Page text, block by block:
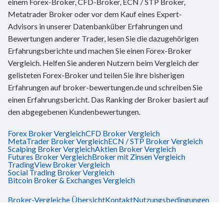
Metatrader Broker oder vor dem Kauf eines Expert-
Advisors in unserer Datenbanküber Erfahrungen und
Bewertungen anderer Trader, lesen Sie die dazugehörigen
Erfahrungsberichte und machen Sie einen Forex-Broker
Vergleich. Helfen Sie anderen Nutzern beim Vergleich der
gelisteten Forex-Broker und teilen Sie ihre bisherigen
Erfahrungen auf broker-bewertungen.de und schreiben Sie
einen Erfahrungsbericht. Das Ranking der Broker basiert auf
den abgegebenen Kundenbewertungen.
Forex Broker VergleichCFD Broker Vergleich
MetaTrader Broker VergleichECN / STP Broker Vergleich
Scalping Broker VergleichAktien Broker Vergleich
Futures Broker VergleichBroker mit Zinsen Vergleich
TradingView Broker Vergleich
Social Trading Broker Vergleich
Bitcoin Broker & Exchanges Vergleich
Broker-Vergleiche ÜbersichtKontaktNutzungsbedingungen